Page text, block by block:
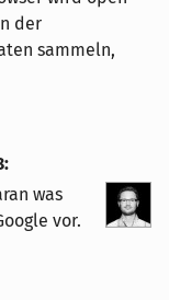
der
sammeln,
:
was
vor.